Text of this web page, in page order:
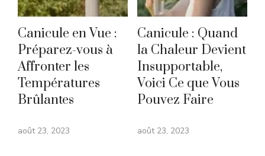
Canicule en Vue :
Préparez-vous à
Affronter les
Températures
Brûlantes
août 23, 2023
Canicule : Quand
la Chaleur Devient
Insupportable,
Voici Ce que Vous
Pouvez Faire
août 23, 2023